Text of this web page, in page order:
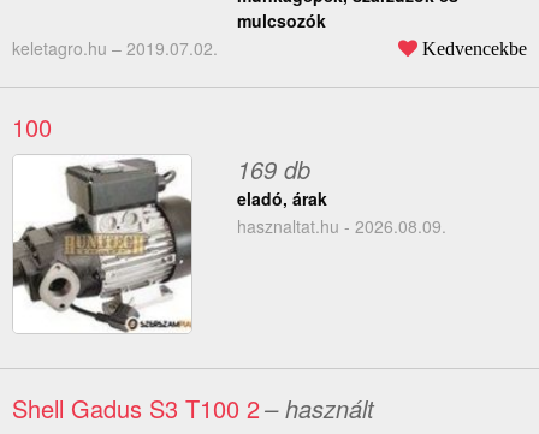
mulcsozók
keletagro.hu – 2019.07.02. Kedvencekbe
100
169 db
eladó, árak
hasznaltat.hu - 2026.08.09.
Shell Gadus S3 T100 2– használt